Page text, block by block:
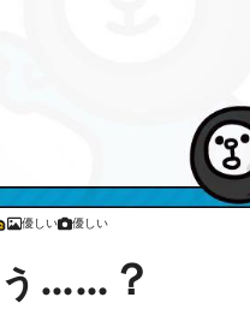
優しい 優しい
……？